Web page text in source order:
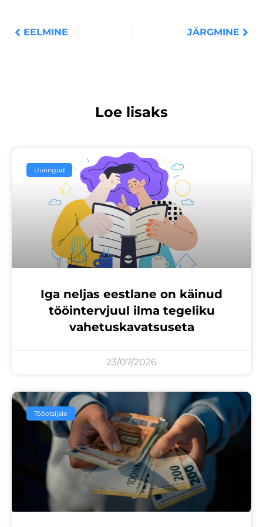
EELMINE JÄRGMINE
Loe lisaks
Uuringud
Iga neljas eestlane on käinud
tööintervjuul ilma tegeliku
vahetuskavatsuseta
23/07/2026
Tööotsijale